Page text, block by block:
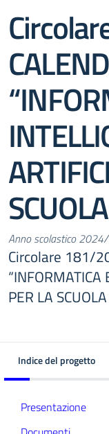
Anno scolastico
Circolare 181/
“INFORMATICA
PER LA
Indice del progetto
Presentazione